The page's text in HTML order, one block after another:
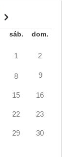
sáb. dom.
1 2
8 9
15 16
22 23
29 30